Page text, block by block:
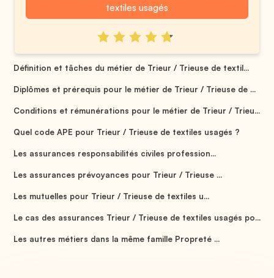
textiles usagés
Définition et tâches du métier de Trieur / Trieuse de textil...
Diplômes et prérequis pour le métier de Trieur / Trieuse de ...
Conditions et rémunérations pour le métier de Trieur / Trieu...
Quel code APE pour Trieur / Trieuse de textiles usagés ?
Les assurances responsabilités civiles profession...
Les assurances prévoyances pour Trieur / Trieuse ...
Les mutuelles pour Trieur / Trieuse de textiles u...
Le cas des assurances Trieur / Trieuse de textiles usagés po...
Les autres métiers dans la même famille Propreté ...